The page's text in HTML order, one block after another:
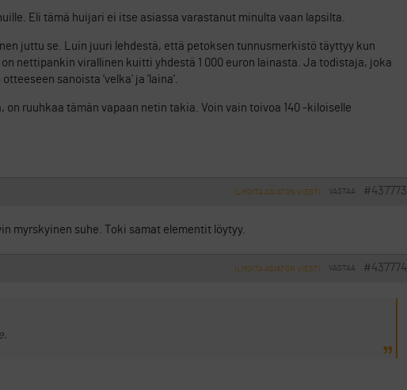
Eli tämä huijari ei itse asiassa varastanut minulta vaan lapsilta.
juttu se. Luin juuri lehdestä, että petoksen tunnusmerkistö täyttyy kun
nettipankin virallinen kuitti yhdestä 1 000 euron lainasta. Ja todistaja, joka
sanoista ’velka’ ja ’laina’.
ruuhkaa tämän vapaan netin takia. Voin vain toivoa 140 -kiloiselle
#437773
VASTAA
ILMOITA ASIATON VIESTI
myrskyinen suhe. Toki samat elementit löytyy.
#437774
VASTAA
ILMOITA ASIATON VIESTI